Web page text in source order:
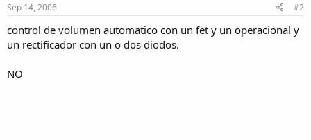
Sep 14, 2006 #2
control de volumen automatico con un fet y un operacional y
un rectificador con un o dos diodos.
NO